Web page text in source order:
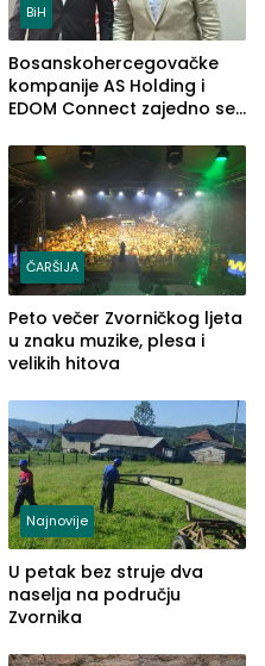
BiH
Bosanskohercegovačke
kompanije AS Holding i
EDOM Connect zajedno se
ČARŠIJA
Peto večer Zvorničkog ljeta
u znaku muzike, plesa i
velikih hitova
Najnovije
U petak bez struje dva
naselja na području
Zvornika